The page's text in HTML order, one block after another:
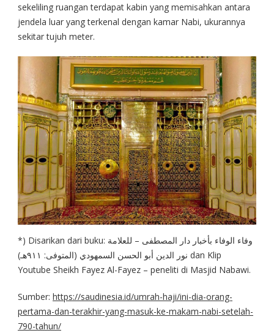
sekeliling ruangan terdapat kabin yang memisahkan antara
jendela luar yang terkenal dengan kamar Nabi, ukurannya
sekitar tujuh meter.
*) Disarikan dari buku: وفاء الوفاء بأخبار دار المصطفى – للعلامة
نور الدين أبو الحسن السمهودي (المتوفى: ٩١١هـ) dan Klip
Youtube Sheikh Fayez Al-Fayez – peneliti di Masjid Nabawi.
Sumber: https://saudinesia.id/umrah-haji/ini-dia-orang-
pertama-dan-terakhir-yang-masuk-ke-makam-nabi-setelah-
790-tahun/